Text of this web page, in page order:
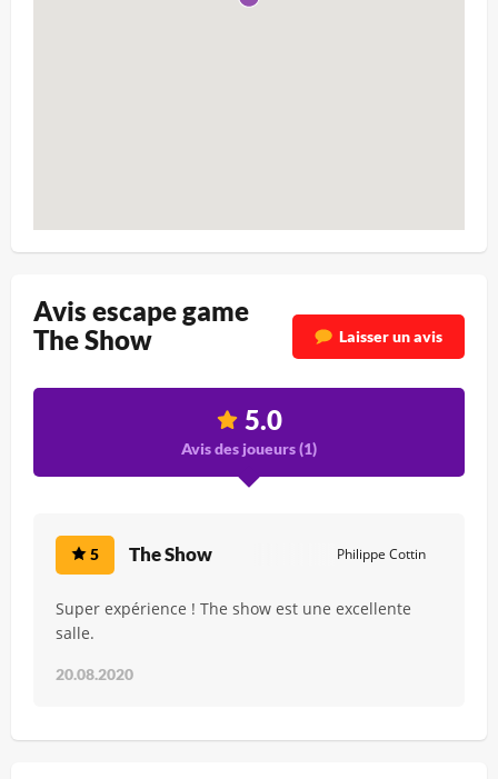
Avis escape game
The Show
Laisser un avis
5.0
Avis des joueurs (1)
5 The Show Philippe Cottin
Super expérience ! The show est une excellente
salle.
20.08.2020